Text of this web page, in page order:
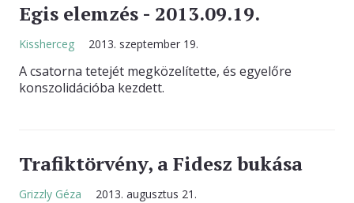
Egis elemzés - 2013.09.19.
Kissherceg 2013. szeptember 19.
A csatorna tetejét megközelítette, és egyelőre
konszolidációba kezdett.
Trafiktörvény, a Fidesz bukása
Grizzly Géza 2013. augusztus 21.